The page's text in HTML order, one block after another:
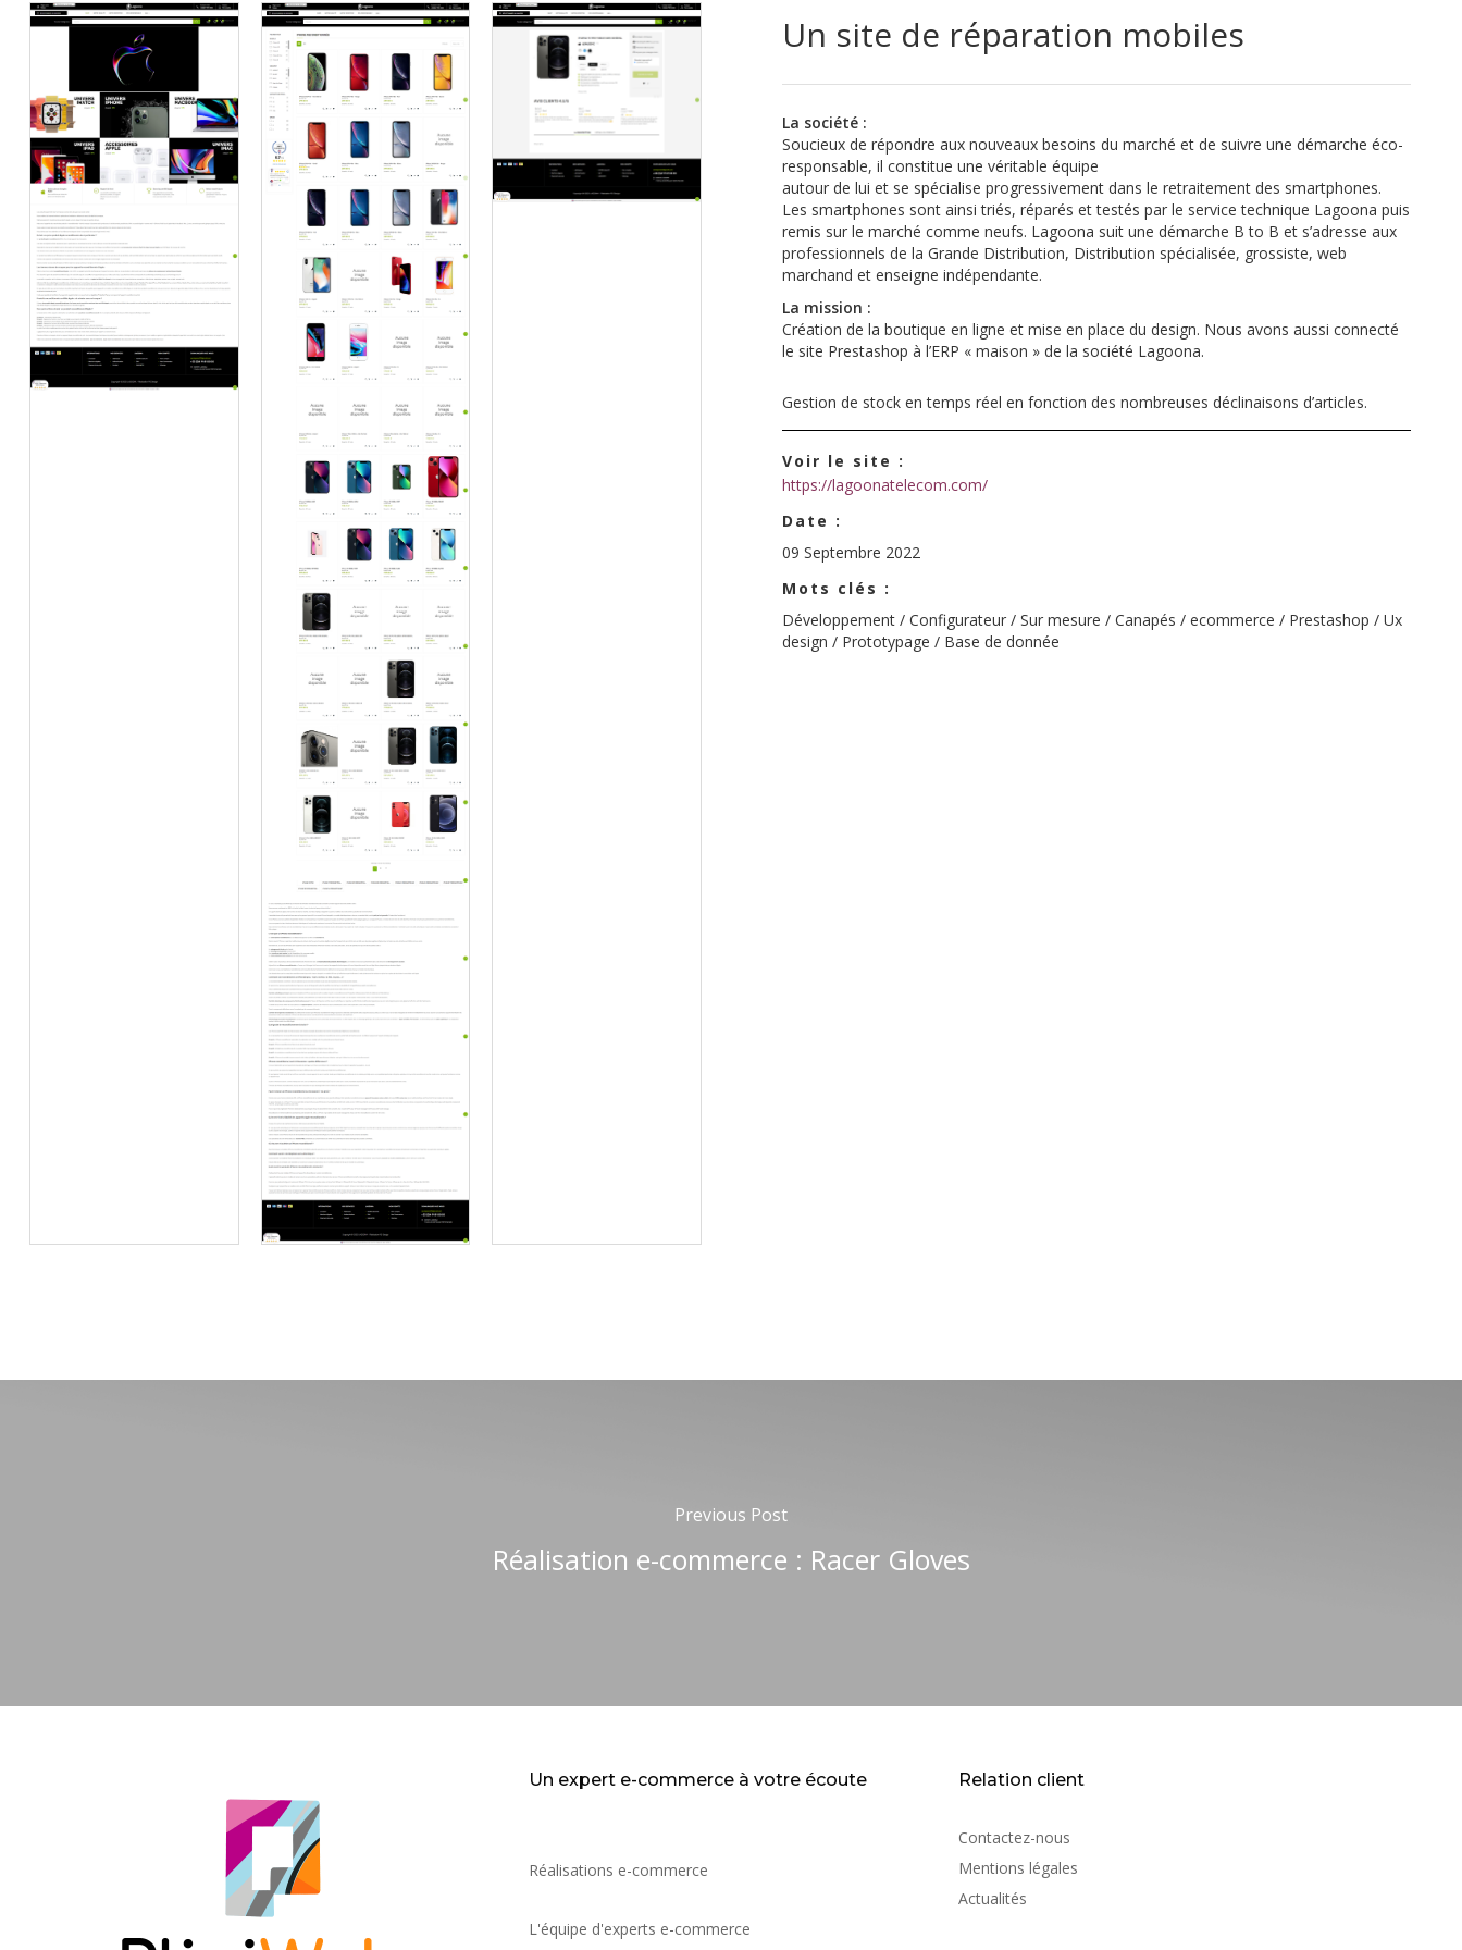
Un site de réparation mobiles
La société :
Soucieux de répondre aux nouveaux besoins du marché et de suivre une démarche éco-
responsable, il constitue une véritable équipe
autour de lui et se spécialise progressivement dans le retraitement des smartphones.
Les smartphones sont ainsi triés, réparés et testés par le service technique Lagoona puis
remis sur le marché comme neufs. Lagoona suit une démarche B to B et s’adresse aux
professionnels de la Grande Distribution, Distribution spécialisée, grossiste, web
marchand et enseigne indépendante.
La mission :
Création de la boutique en ligne et mise en place du design. Nous avons aussi connecté
le site Prestashop à l’ERP « maison » de la société Lagoona.
Gestion de stock en temps réel en fonction des nombreuses déclinaisons d’articles.
Voir le site :
https://lagoonatelecom.com/
Date :
09 Septembre 2022
Mots clés :
Développement / Configurateur / Sur mesure / Canapés / ecommerce / Prestashop / Ux
design / Prototypage / Base de donnée
Previous Post
Réalisation e-commerce : Racer Gloves
Un expert e-commerce à votre écoute
Réalisations e-commerce
L'équipe d'experts e-commerce
Relation client
Contactez-nous
Mentions légales
Actualités